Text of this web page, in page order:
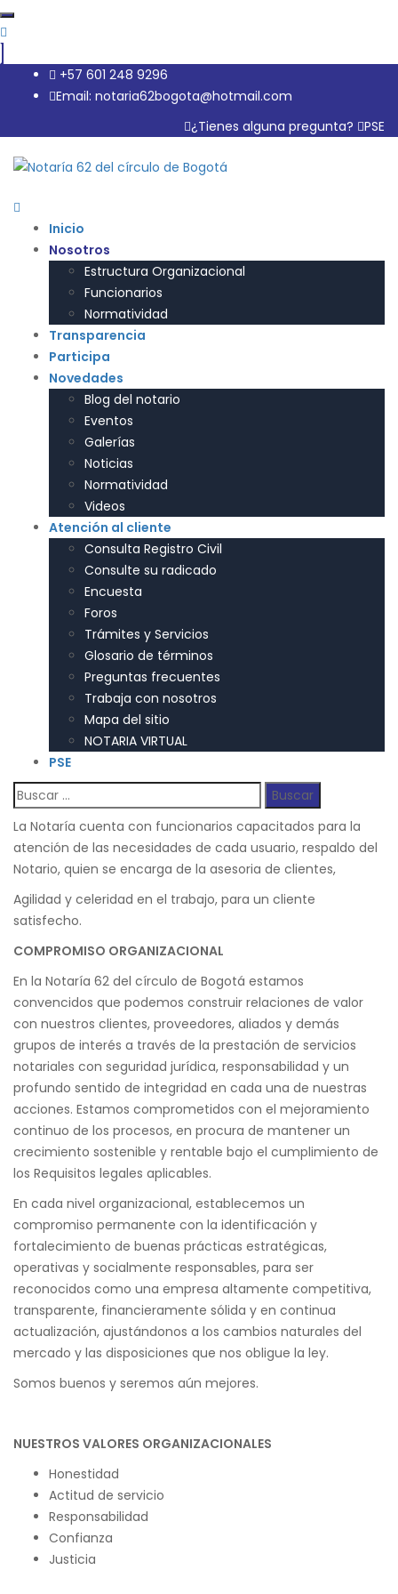
+57 601 248 9296
Email: notaria62bogota@hotmail.com
¿Tienes alguna pregunta?
PSE
Inicio
Nosotros
Estructura Organizacional
Funcionarios
Normatividad
Transparencia
Participa
Novedades
Blog del notario
Eventos
Galerías
Noticias
Normatividad
Videos
Atención al cliente
Consulta Registro Civil
Consulte su radicado
Encuesta
Foros
Trámites y Servicios
Glosario de términos
Preguntas frecuentes
Trabaja con nosotros
Mapa del sitio
NOTARIA VIRTUAL
PSE
Buscar:
La Notaría cuenta con funcionarios capacitados para la
atención de las necesidades de cada usuario, respaldo del
Notario, quien se encarga de la asesoria de clientes,
Agilidad y celeridad en el trabajo, para un cliente
satisfecho.
COMPROMISO ORGANIZACIONAL
En la Notaría 62 del círculo de Bogotá estamos
convencidos que podemos construir relaciones de valor
con nuestros clientes, proveedores, aliados y demás
grupos de interés a través de la prestación de servicios
notariales con seguridad jurídica, responsabilidad y un
profundo sentido de integridad en cada una de nuestras
acciones. Estamos comprometidos con el mejoramiento
continuo de los procesos, en procura de mantener un
crecimiento sostenible y rentable bajo el cumplimiento de
los Requisitos legales aplicables.
En cada nivel organizacional, establecemos un
compromiso permanente con la identificación y
fortalecimiento de buenas prácticas estratégicas,
operativas y socialmente responsables, para ser
reconocidos como una empresa altamente competitiva,
transparente, financieramente sólida y en continua
actualización, ajustándonos a los cambios naturales del
mercado y las disposiciones que nos obligue la ley.
Somos buenos y seremos aún mejores.
NUESTROS VALORES ORGANIZACIONALES
Honestidad
Actitud de servicio
Responsabilidad
Confianza
Justicia